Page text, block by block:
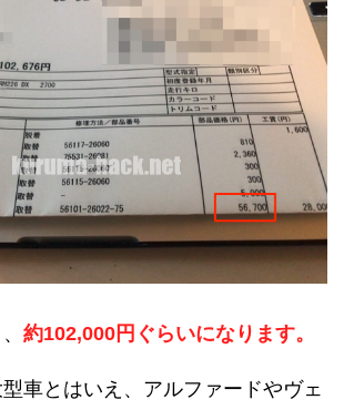
約102,000円ぐらいになります。
車とはいえ、アルファードやヴェ